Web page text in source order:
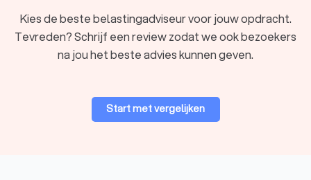
Kies de beste belastingadviseur voor jouw opdracht.
Tevreden? Schrijf een review zodat we ook bezoekers
na jou het beste advies kunnen geven.
Start met vergelijken